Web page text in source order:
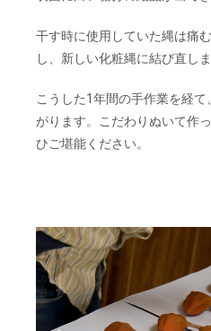
干す時に使用していた縄は痛
し、新しい化粧縄に結び直しま
こうした1年間の手作業を経
がります。こだわりぬいて作
ひご堪能ください。